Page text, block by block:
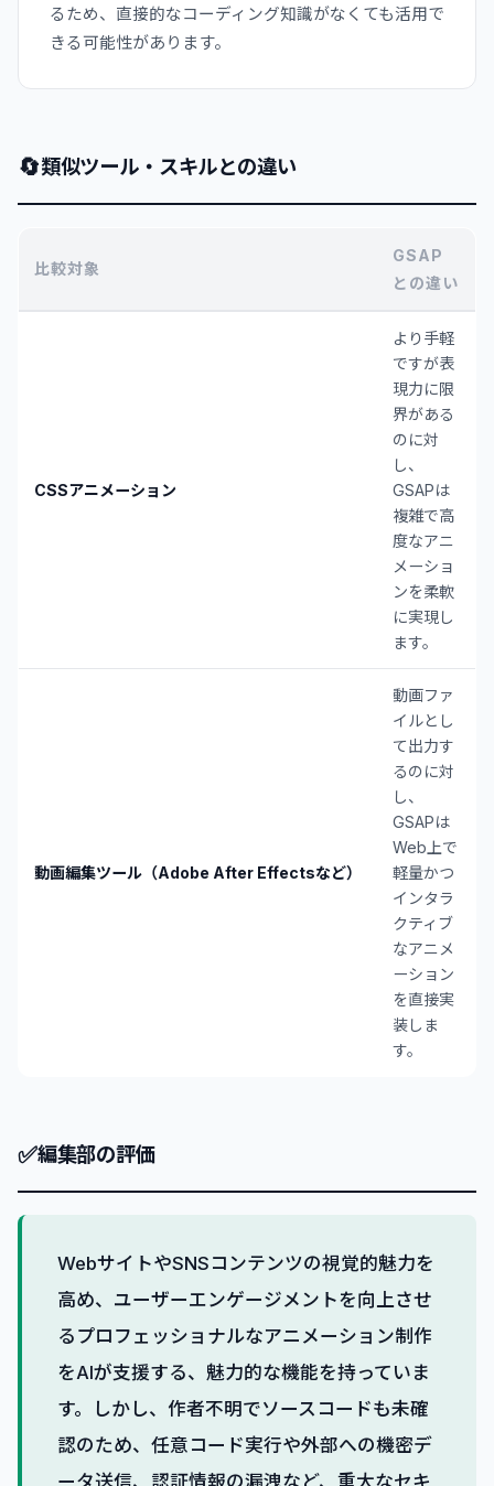
るため、直接的なコーディング知識がなくても活用で
きる可能性があります。
🔄類似ツール・スキルとの違い
比較対象
GSAP
との違い
CSSアニメーション
より手軽
ですが表
現力に限
界がある
のに対
し、
GSAPは
複雑で高
度なアニ
メーショ
ンを柔軟
に実現し
ます。
動画編集ツール（Adobe After Effectsなど）
動画ファ
イルとし
て出力す
るのに対
し、
GSAPは
Web上で
軽量かつ
インタラ
クティブ
なアニメ
ーション
を直接実
装しま
す。
✅編集部の評価
WebサイトやSNSコンテンツの視覚的魅力を
高め、ユーザーエンゲージメントを向上させ
るプロフェッショナルなアニメーション制作
をAIが支援する、魅力的な機能を持っていま
す。しかし、作者不明でソースコードも未確
認のため、任意コード実行や外部への機密デ
ータ送信、認証情報の漏洩など、重大なセキ